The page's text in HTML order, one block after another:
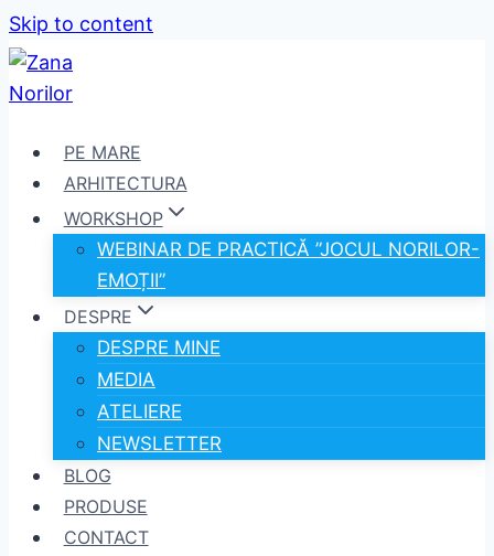
Skip to content
PE MARE
ARHITECTURA
WORKSHOP
WEBINAR DE PRACTICĂ ”JOCUL NORILOR-
EMOȚII”
DESPRE
DESPRE MINE
MEDIA
ATELIERE
NEWSLETTER
BLOG
PRODUSE
CONTACT